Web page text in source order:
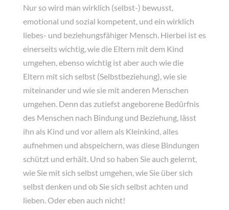
Nur so wird man wirklich (selbst-) bewusst,
emotional und sozial kompetent, und ein wirklich
liebes- und beziehungsfähiger Mensch. Hierbei ist es
einerseits wichtig, wie die Eltern mit dem Kind
umgehen, ebenso wichtig ist aber auch wie die
Eltern mit sich selbst (Selbstbeziehung), wie sie
miteinander und wie sie mit anderen Menschen
umgehen. Denn das zutiefst angeborene Bedürfnis
des Menschen nach Bindung und Beziehung, lässt
ihn als Kind und vor allem als Kleinkind, alles
aufnehmen und abspeichern, was diese Bindungen
schützt und erhält. Und so haben Sie auch gelernt,
wie Sie mit sich selbst umgehen, wie Sie über sich
selbst denken und ob Sie sich selbst achten und
lieben. Oder eben auch nicht!